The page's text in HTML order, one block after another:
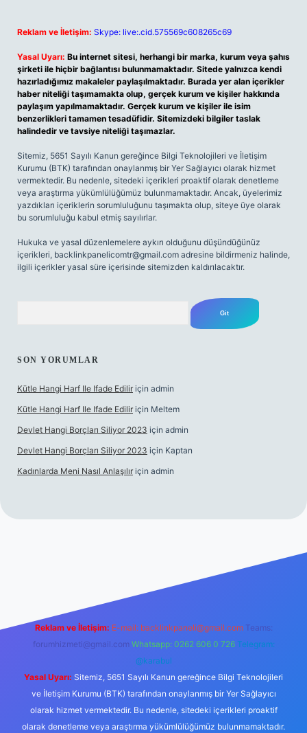
Reklam ve İletişim: Skype: live:.cid.575569c608265c69
Yasal Uyarı: Bu internet sitesi, herhangi bir marka, kurum veya şahıs
şirketi ile hiçbir bağlantısı bulunmamaktadır. Sitede yalnızca kendi
hazırladığımız makaleler paylaşılmaktadır. Burada yer alan içerikler
haber niteliği taşımamakta olup, gerçek kurum ve kişiler hakkında
paylaşım yapılmamaktadır. Gerçek kurum ve kişiler ile isim
benzerlikleri tamamen tesadüfidir. Sitemizdeki bilgiler taslak
halindedir ve tavsiye niteliği taşımazlar.
Sitemiz, 5651 Sayılı Kanun gereğince Bilgi Teknolojileri ve İletişim
Kurumu (BTK) tarafından onaylanmış bir Yer Sağlayıcı olarak hizmet
vermektedir. Bu nedenle, sitedeki içerikleri proaktif olarak denetleme
veya araştırma yükümlülüğümüz bulunmamaktadır. Ancak, üyelerimiz
yazdıkları içeriklerin sorumluluğunu taşımakta olup, siteye üye olarak
bu sorumluluğu kabul etmiş sayılırlar.
Hukuka ve yasal düzenlemelere aykırı olduğunu düşündüğünüz
içerikleri, backlinkpanelicomtr@gmail.com adresine bildirmeniz halinde,
ilgili içerikler yasal süre içerisinde sitemizden kaldırılacaktır.
SON YORUMLAR
Kütle Hangi Harf Ile Ifade Edilir için admin
Kütle Hangi Harf Ile Ifade Edilir için Meltem
Devlet Hangi Borçları Siliyor 2023 için admin
Devlet Hangi Borçları Siliyor 2023 için Kaptan
Kadınlarda Meni Nasıl Anlaşılır için admin
Betexper giriş adresi
Reklam ve İletişim: E-mail: backlinkpaneli@gmail.com Teams:
forumhizmeti@gmail.com Whatsapp: 0262 606 0 726 Telegram:
@karabul
Yasal Uyarı: Sitemiz, 5651 Sayılı Kanun gereğince Bilgi Teknolojileri
ve İletişim Kurumu (BTK) tarafından onaylanmış bir Yer Sağlayıcı
olarak hizmet vermektedir. Bu nedenle, sitedeki içerikleri proaktif
olarak denetleme veya araştırma yükümlülüğümüz bulunmamaktadır.